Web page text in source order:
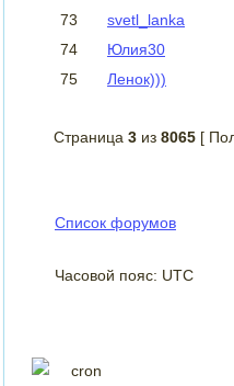
73
svetl_lanka
74
Юлия30
75
Ленок)))
Страница 3 из 8065 [
Список форумов
Часовой пояс: UTC